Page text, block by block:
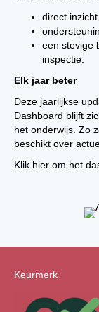
direct
een stevige
inspectie.
Elk jaar beter
Deze jaarlijkse
Dashboard blijft
het onderwijs. Zo
beschikt over
Klik hier om het
Keurmerk